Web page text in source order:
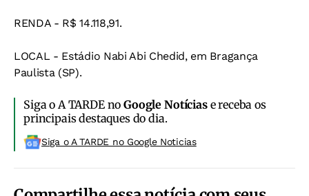
RENDA - R$ 14.118,91.
LOCAL - Estádio Nabi Abi Chedid, em Bragança
Paulista (SP).
Siga o A TARDE noGoogle Notíciase receba os
principais destaques do dia.
Siga o A TARDE no Google Noticias